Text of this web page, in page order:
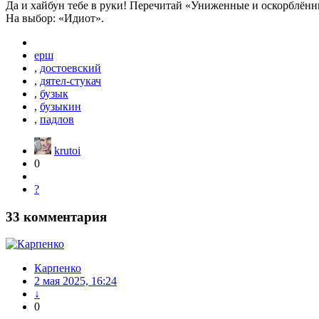
Да и хайбун тебе в руки! Перечитай «Униженные и
На выбор: «Идиот».
ерш
, достоевский
, дятел-стукач
, бузык
, бузыкин
, падлов
krutoi
0
?
33 комментария
Карпенко
2 мая 2025, 16:24
↓
0